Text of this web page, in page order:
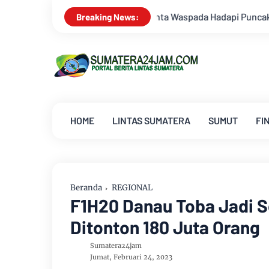
Breaking News:
Puncak Kemarau Survei Lapangan Dilakukan, Proyek
HOME LINTAS SUMATERA SUMUT
Beranda REGIONAL
F1H20 Danau Toba Jadi
Ditonton 180 Juta Orang
Sumatera24jam
Jumat, Februari 24, 2023